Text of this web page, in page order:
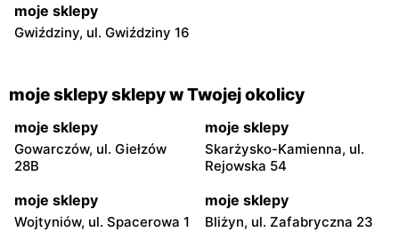
moje sklepy
Gwiździny, ul. Gwiździny 16
moje sklepy sklepy w Twojej okolicy
moje sklepy
Gowarczów, ul. Giełzów
28B
moje sklepy
Skarżysko-Kamienna, ul.
Rejowska 54
moje sklepy
Wojtyniów, ul. Spacerowa 1
moje sklepy
Bliżyn, ul. Zafabryczna 23